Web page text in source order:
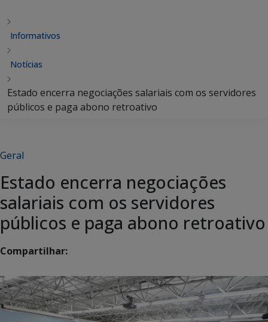
Informativos
Notícias
Estado encerra negociações salariais com os servidores
públicos e paga abono retroativo
Geral
Estado encerra negociações
salariais com os servidores
públicos e paga abono retroativo
Compartilhar: